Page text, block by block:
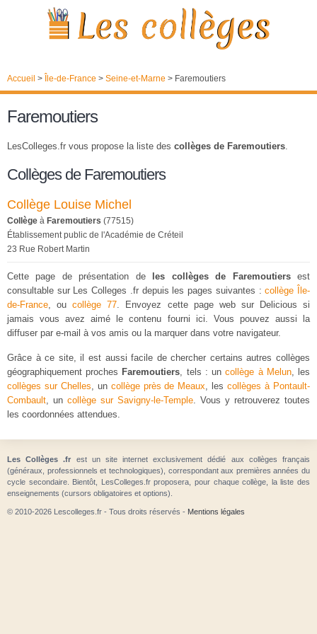
Accueil > Île-de-France > Seine-et-Marne > Faremoutiers
Faremoutiers
LesColleges.fr vous propose la liste des collèges de Faremoutiers.
Collèges de Faremoutiers
Collège Louise Michel
Collège à Faremoutiers (77515)
Établissement public de l'Académie de Créteil
23 Rue Robert Martin
Cette page de présentation de les collèges de Faremoutiersest
consultable sur Les Colleges .fr depuis les pages suivantes :collège Île-
de-France, oucollège 77. Envoyez cette page web sur Delicious si
jamais vous avez aimé le contenu fourni ici. Vous pouvez aussi la
diffuser par e-mail à vos amis ou la marquer dans votre navigateur.
Grâce à ce site, il est aussi facile de chercher certains autres collèges
géographiquement proches Faremoutiers, tels : uncollège à Melun, les
collèges sur Chelles, un collège près de Meaux, lescollèges à Pontault-
Combault, un collège sur Savigny-le-Temple. Vous y retrouverez toutes
les coordonnées attendues.
Les Collèges .fr est un site internet exclusivement dédié aux collèges français
(généraux, professionnels et technologiques), correspondant aux premières années du
cycle secondaire. Bientôt, LesColleges.fr proposera, pour chaque collège, la liste des
enseignements (cursors obligatoires et options).
© 2010-2026 Lescolleges.fr - Tous droits réservés - Mentions légales